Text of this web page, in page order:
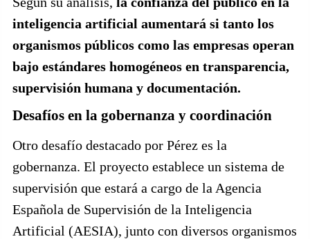
inteligencia artificial aumentará si tanto los
organismos públicos como las empresas operan
bajo estándares homogéneos en transparencia,
supervisión humana y documentación.
Desafíos en la gobernanza y coordinación
Otro desafío destacado por Pérez es la
gobernanza. El proyecto establece un sistema de
supervisión que estará a cargo de la Agencia
Española de Supervisión de la Inteligencia
Artificial (AESIA), junto con diversos organismos